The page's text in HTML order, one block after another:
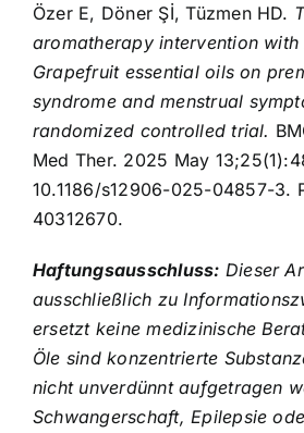
Özer E, Döner Şİ, Tüzmen HD.
aromatherapy intervention
Grapefruit essential oils on
syndrome and menstrual
randomized controlled trial.
Med Ther. 2025 May
10.1186/s12906-025-04857-3.
40312670.
Haftungsausschluss: Dieser
ausschließlich zu
ersetzt keine medizinische
Öle sind konzentrierte
nicht unverdünnt aufgetragen
Schwangerschaft, Epilepsie